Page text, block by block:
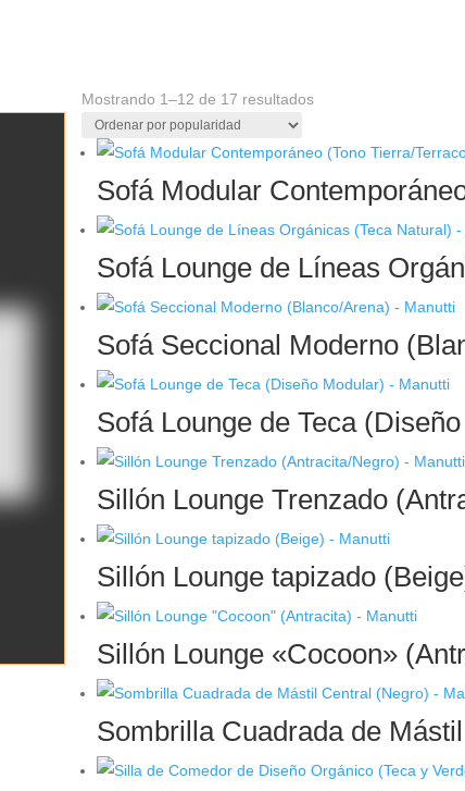
Mostrando 1–12 de 17 resultadosOrdenado
popularidad
Sofá Modular
Sofá Lounge de Líneas
Sofá Seccional Moderno
Sofá Lounge de Teca
Sillón Lounge Trenzado
Sillón Lounge tapizado
Sillón Lounge «Cocoon»
Sombrilla Cuadrada de